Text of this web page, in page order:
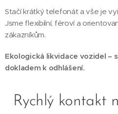
Stačí krátký telefonát a vše je
Jsme flexibilní, féroví a
zákazníkům.
Ekologická likvidace vozidel –
dokladem k odhlášení.
Rychlý kontakt